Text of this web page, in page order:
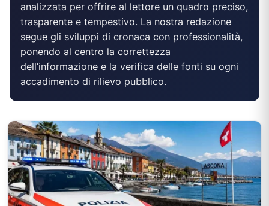
analizzata per offrire al lettore un quadro preciso,
trasparente e tempestivo. La nostra redazione
segue gli sviluppi di cronaca con professionalità,
ponendo al centro la correttezza
dell’informazione e la verifica delle fonti su ogni
accadimento di rilievo pubblico.